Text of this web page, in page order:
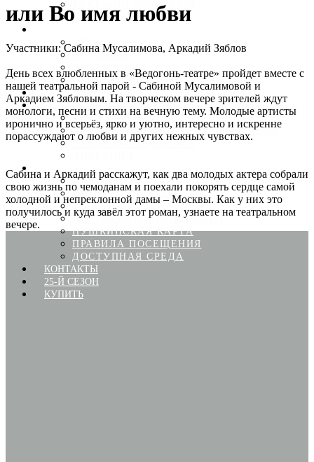
ТЕКУЩИЙ РЕПЕРТУАР
АРХИВ
АРТ-ОБМЕН
АРТ-КАФЕ
ЭКСКУРСИИ
ОБРАЗОВАТЕЛЬНЫЕ
НОВОСТИ
ЛЮДИ ТЕАТРА
ТРУППА
ХУДОЖЕСТВЕННЫЙ РУКОВОДИТЕЛЬ
ГЛАВНЫЙ ХУДОЖНИК
ЗРИТЕЛЯМ
БИЛЕТЫ
ВОЗВРАТ БИЛЕТОВ
ЛЬГОТЫ
ПРОГРАММЫ ЛОЯЛЬНОСТИ
ПУШКИНСКАЯ КАРТА
ПРАВИЛА ПОСЕЩЕНИЯ
ДОСТУПНАЯ СРЕДА
КОНТАКТЫ
25-Й СЕЗОН
КУПИТЬ
или Во имя любви
Участники: Сабина Мусалимова, Аркадий Зяблов
День всех влюбленных в «Ведогонь-театре» пройдет вместе с
нашей театральной парой - Сабиной Мусалимовой и
Аркадием Зябловым. На творческом вечере зрителей ждут
монологи, песни и стихи на вечную тему. Молодые артисты
иронично и всерьёз, ярко и уютно, интересно и искренне
порассуждают о любви и других нежных чувствах.
Сабина и Аркадий расскажут, как два молодых актера собрали
свою жизнь по чемоданам и поехали покорять сердце самой
холодной и непреклонной дамы – Москвы. Как у них это
получилось и куда завёл этот роман, узнаете на театральном
вечере.